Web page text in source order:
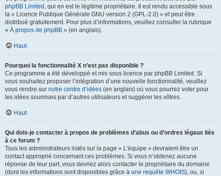
phpBB Limited , qui en est le légitime propriétaire. Il est rendu accessible sous
la « Licence Publique Générale GNU version 2 (GPL-2.0) » et peut être
distribué gratuitement. Pour plus d’informations, veuillez consulter la rubrique
« À propos de phpBB » (en anglais).
Haut
Pourquoi la fonctionnalité X n’est pas disponible ?
Ce programme a été développé et mis sous licence par phpBB Limited. Si
vous souhaitez proposer l’intégration d’une nouvelle fonctionnalité, veuillez
vous rendre sur notre centre d’idées (en anglais) où vous pourrez voter pour
les idées soumises par d’autres utilisateurs et suggérer les vôtres.
Haut
Qui dois-je contacter à propos de problèmes d’abus ou d’ordres légaux liés
à ce forum ?
Tous les administrateurs listés sur la page « L’équipe » devraient être un
contact approprié concernant ces problèmes. Si vous n’obtenez aucune
réponse de leur part, vous devriez alors contacter le propriétaire du domaine
(dont les informations sont disponibles grâce à une requête WHOIS), ou, si